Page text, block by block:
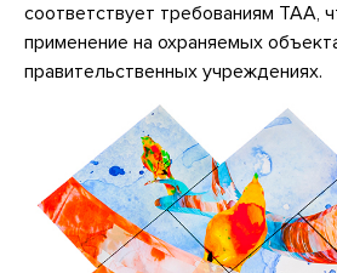
соответствует требованиям TAA,
применение на охраняемых
правительственных учреждениях.